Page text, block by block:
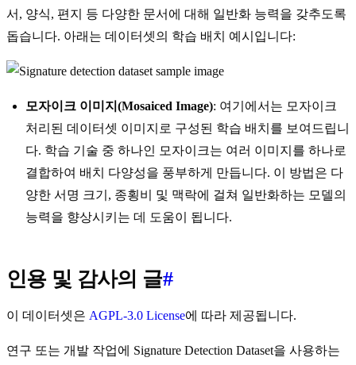
서, 양식, 편지 등 다양한 문서에 대해 일반화 능력을 갖추도록
돕습니다. 아래는 데이터셋의 학습 배치 예시입니다:
모자이크 이미지(Mosaiced Image): 여기에서는 모자이크
처리된 데이터셋 이미지로 구성된 학습 배치를 보여드립니
다. 학습 기술 중 하나인 모자이크는 여러 이미지를 하나로
결합하여 배치 다양성을 풍부하게 만듭니다. 이 방법은 다
양한 서명 크기, 종횡비 및 맥락에 걸쳐 일반화하는 모델의
능력을 향상시키는 데 도움이 됩니다.
인용 및 감사의 글#
이 데이터셋은 AGPL-3.0 License에 따라 제공됩니다.
연구 또는 개발 작업에 Signature Detection Dataset을 사용하는